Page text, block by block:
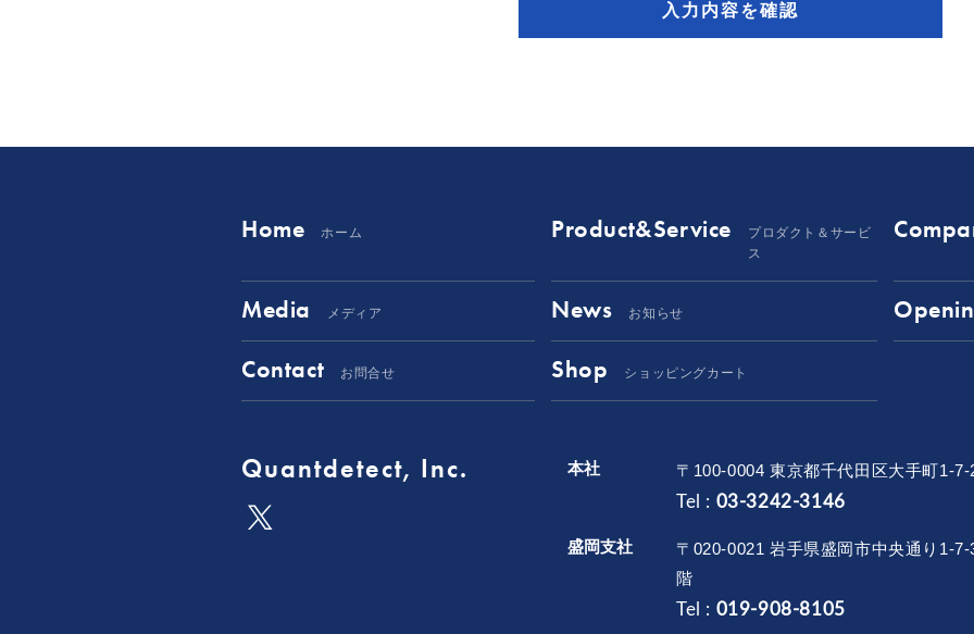
入力内容を確認
Home ホーム Product&Service
プロダクト＆サービ
ス
Media メディア News お知らせ
Contact お問合せ Shop ショッピングカート
Quantdetect, Inc. 本社 〒100-0004 東京都千代田区大手町1-
Tel : 03-3242-3146
盛岡支社
〒020-0021 岩手県盛岡市中央通り1-
階
Tel : 019-908-8105